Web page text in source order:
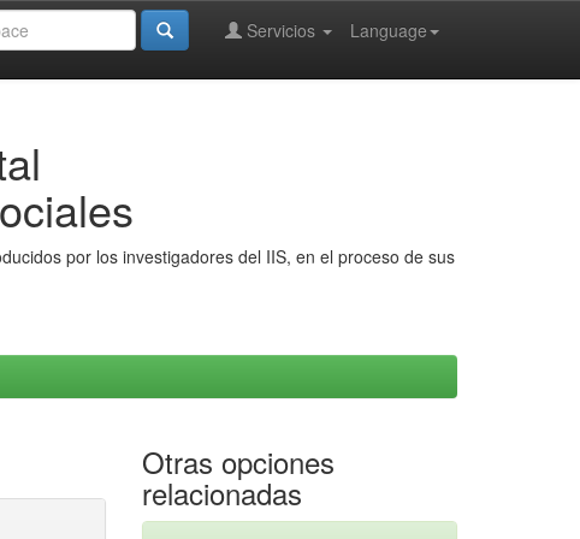
Language
Servicios
por los investigadores del IIS, en el proceso de sus
Otras opciones
relacionadas